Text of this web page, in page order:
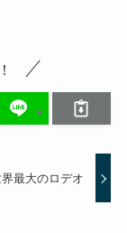
最大のロデオ